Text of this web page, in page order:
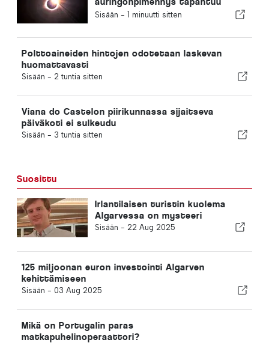
Portugalissa
Sisään - 1 minuutti sitten
Polttoaineiden hintojen odotetaan laskevan
huomattavasti
Sisään - 2 tuntia sitten
Viana do Castelon piirikunnassa sijaitseva
päiväkoti ei sulkeudu
Sisään - 3 tuntia sitten
Suosittu
Irlantilaisen turistin kuolema
Algarvessa on mysteeri
Sisään - 22 Aug 2025
125 miljoonan euron investointi Algarven
kehittämiseen
Sisään - 03 Aug 2025
Mikä on Portugalin paras
matkapuhelinoperaattori?